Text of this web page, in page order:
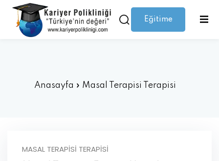
Eğitime
Anasayfa » Masal Terapisi Terapisi
MASAL TERAPISI TERAPISI
Giriş yap Kaydolmak